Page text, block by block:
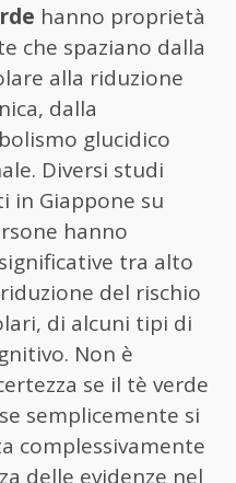
hanno proprietà
che spaziano dalla
alla riduzione
dalla
glucidico
Diversi studi
in Giappone su
hanno
tra alto
del rischio
di alcuni tipi di
Non è
se il tè verde
semplicemente si
complessivamente
delle evidenze nel